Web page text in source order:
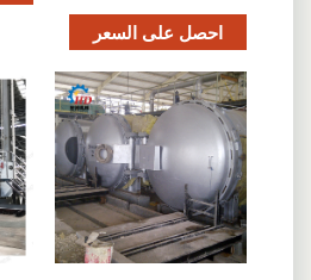
احصل على السعر